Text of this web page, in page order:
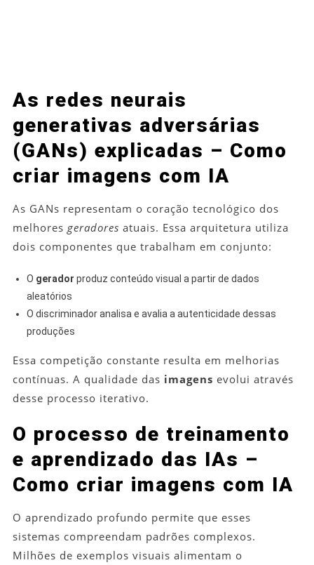
As redes neurais
generativas adversárias
(GANs) explicadas – Como
criar imagens com IA
As GANs representam o coração tecnológico dos
melhores geradores atuais. Essa arquitetura utiliza
dois componentes que trabalham em conjunto:
O gerador produz conteúdo visual a partir de dados
aleatórios
O discriminador analisa e avalia a autenticidade dessas
produções
Essa competição constante resulta em melhorias
contínuas. A qualidade das imagens evolui através
desse processo iterativo.
O processo de treinamento
e aprendizado das IAs –
Como criar imagens com IA
O aprendizado profundo permite que esses
sistemas compreendam padrões complexos.
Milhões de exemplos visuais alimentam o